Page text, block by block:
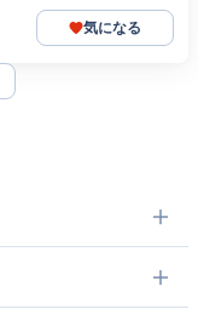
気になる